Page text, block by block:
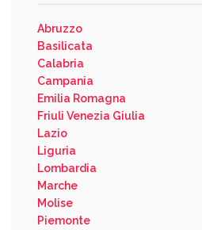
Abruzzo
Basilicata
Calabria
Campania
Emilia Romagna
Friuli Venezia Giulia
Lazio
Liguria
Lombardia
Marche
Molise
Piemonte